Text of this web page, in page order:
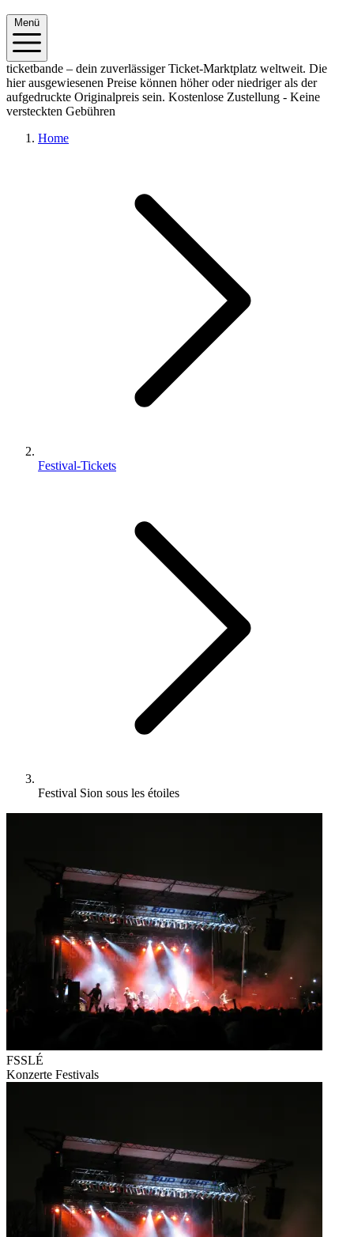
Menü
ticketbande – dein zuverlässiger Ticket-Marktplatz weltweit. Die
hier ausgewiesenen Preise können höher oder niedriger als der
aufgedruckte Originalpreis sein. Kostenlose Zustellung - Keine
versteckten Gebühren
Home
Festival-Tickets
Festival Sion sous les étoiles
FSSLÉ
Konzerte Festivals